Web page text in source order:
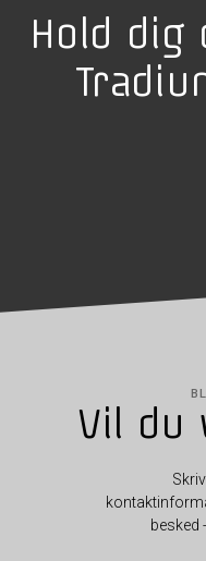
Hold dig
Vil du
besked